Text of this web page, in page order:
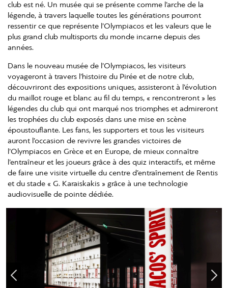
club est né. Un musée qui se présente comme l’arche de la
légende, à travers laquelle toutes les générations pourront
ressentir ce que représente l’Olympiacos et les valeurs que le
plus grand club multisports du monde incarne depuis des
années.
Dans le nouveau musée de l’Olympiacos, les visiteurs
voyageront à travers l’histoire du Pirée et de notre club,
découvriront des expositions uniques, assisteront à l’évolution
du maillot rouge et blanc au fil du temps, « rencontreront » les
légendes du club qui ont marqué nos triomphes et admireront
les trophées du club exposés dans une mise en scène
époustouflante. Les fans, les supporters et tous les visiteurs
auront l’occasion de revivre les grandes victoires de
l’Olympiacos en Grèce et en Europe, de mieux connaître
l’entraîneur et les joueurs grâce à des quiz interactifs, et même
de faire une visite virtuelle du centre d’entraînement de Rentis
et du stade « G. Karaiskakis » grâce à une technologie
audiovisuelle de pointe dédiée.